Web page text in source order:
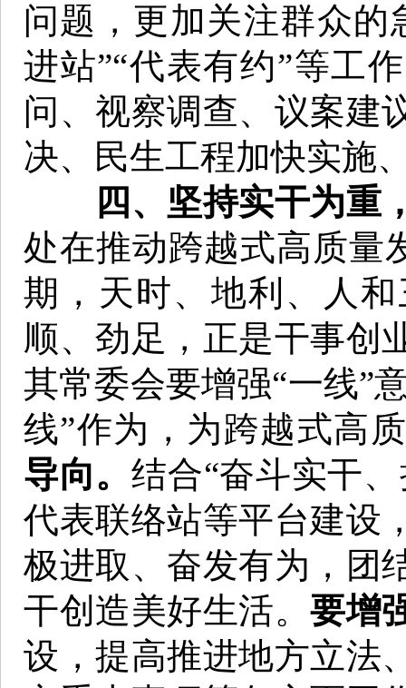
问题，更加关注群众的
进站”“代表有约”等工
问、视察调查、议案建
决、民生工程加快实施
四、坚持实干为重
处在推动跨越式高质量
期，天时、地利、人
顺、劲足，正是干事创
其常委会要增强“一线”
线”作为，为跨越式高
导向。结合“奋斗实干
代表联络站等平台建设
极进取、奋发有为，团
干创造美好生活。要增
设，提高推进地方立法